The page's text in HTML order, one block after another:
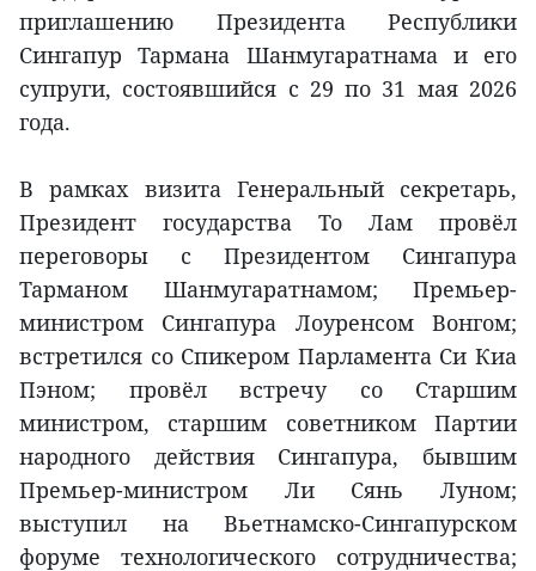
приглашению Президента Республики
Сингапур Тармана Шанмугаратнама и его
супруги, состоявшийся с 29 по 31 мая 2026
года.
В рамках визита Генеральный секретарь,
Президент государства То Лам провёл
переговоры с Президентом Сингапура
Тарманом Шанмугаратнамом; Премьер-
министром Сингапура Лоуренсом Вонгом;
встретился со Спикером Парламента Си Киа
Пэном; провёл встречу со Старшим
министром, старшим советником Партии
народного действия Сингапура, бывшим
Премьер-министром Ли Сянь Луном;
выступил на Вьетнамско-Сингапурском
форуме технологического сотрудничества;